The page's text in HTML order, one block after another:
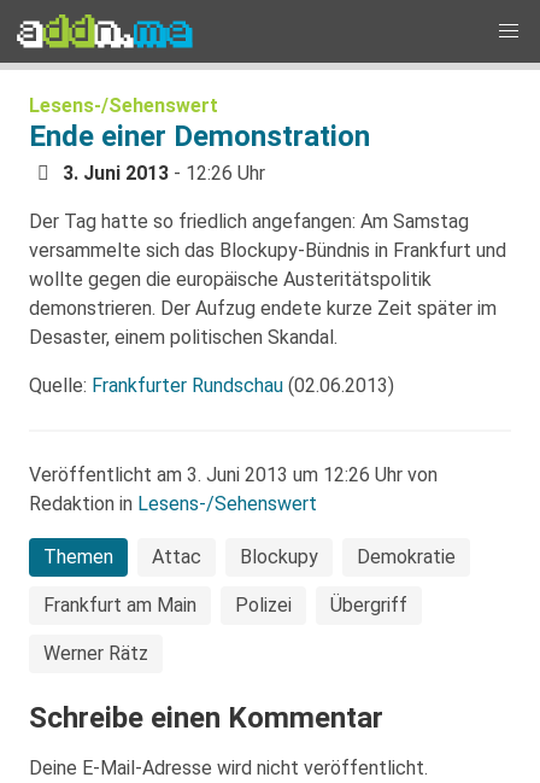
Lesens-/Sehenswert
Ende einer Demonstration
3. Juni 2013 - 12:26 Uhr
Der Tag hatte so friedlich angefangen: Am Samstag
versammelte sich das Blockupy-Bündnis in Frankfurt und
wollte gegen die europäische Austeritätspolitik
demonstrieren. Der Aufzug endete kurze Zeit später im
Desaster, einem politischen Skandal.
Quelle: Frankfurter Rundschau (02.06.2013)
Veröffentlicht am 3. Juni 2013 um 12:26 Uhr von
Redaktion in Lesens-/Sehenswert
Themen Attac Blockupy Demokratie
Frankfurt am Main Polizei Übergriff
Werner Rätz
Schreibe einen Kommentar
Deine E-Mail-Adresse wird nicht veröffentlicht.